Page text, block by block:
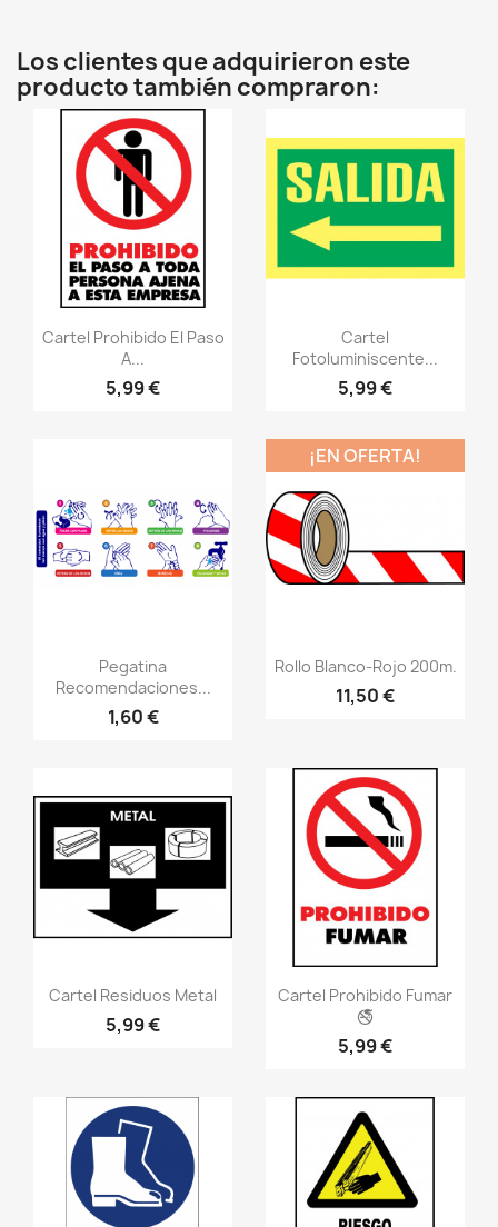
Los clientes que adquirieron este
producto también compraron:
visibilityVistazo rápido
Cartel Prohibido El Paso
A...
5,99 €
Vistazo rápido
Cartel
Fotoluminiscente...
5,99 €
Vistazo rápido
Pegatina
Recomendaciones...
1,60 €
visibility Vistazo rápido
Rollo Blanco-Rojo 200m.
11,50 €
¡EN OFERTA!
visibilityVistazo rápido
Cartel Residuos Metal
5,99 €
visibilityVistazo rápido
Cartel Prohibido Fumar
🚭
5,99 €